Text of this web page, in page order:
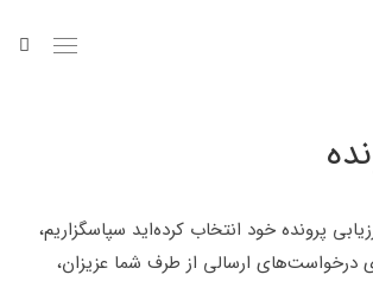
پرونده خود انتخاب کرده‌اید سپاسگزاریم،
درخواست‌های ارسالی از طرف شما عزیزان،